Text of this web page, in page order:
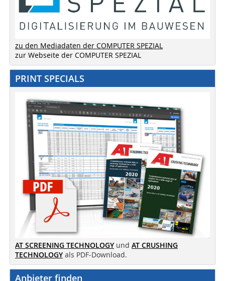
zu den Mediadaten der COMPUTER SPEZIAL
zur Webseite der COMPUTER SPEZIAL
PRINT SPECIALS
AT SCREENING TECHNOLOGY und AT CRUSHING
TECHNOLOGY als PDF-Download.
Anbieter finden